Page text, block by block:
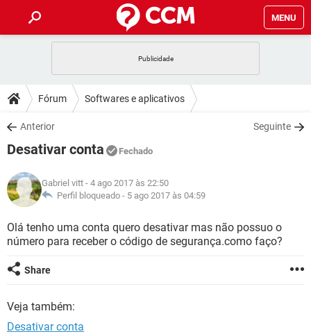
MENU
CELULAR FACEBOOK
OUTLOOK
INSTAGRAM
GUIA DE COMPRAS
DICAS
JOGOS WHATSAPP
INSTAGRAM GMAIL
GUIA DE COMPRAS
DOWNLOADS
JOGOS
CELULAR
OUTLOOK EXCEL
INSTAGRAM GMAIL
GUIA DE COMPRAS
JOGOS WHATSAPP
CELULAR
OUTLOOK EXCEL
GLOSSÁRIO
JOGOS WHATSAPP
CELULAR FACEBOOK
OUTLOOK
GUIA DE COMPRAS
Fórum Softwares e aplicativos
Anterior Seguinte
Desativar conta Fechado
Gabriel vitt - 4 ago 2017 às 22:50
Perfil bloqueado - 5 ago 2017 às 04:59
Olá tenho uma conta quero desativar mas não possuo o
número para receber o código de segurança.como faço?
Share
Veja também:
Desativar conta